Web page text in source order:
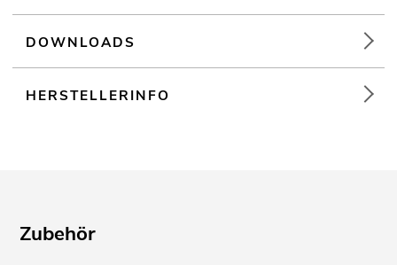
DOWNLOADS
HERSTELLERINFO
Zubehör